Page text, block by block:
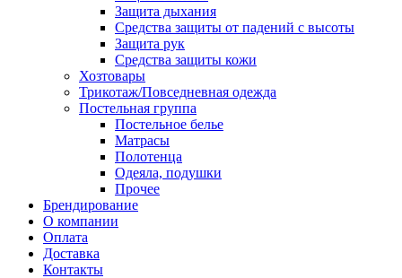
Защита дыхания
Средства защиты от падений с высоты
Защита рук
Средства защиты кожи
Хозтовары
Трикотаж/Повседневная одежда
Постельная группа
Постельное белье
Матрасы
Полотенца
Одеяла, подушки
Прочее
Брендирование
О компании
Оплата
Доставка
Контакты